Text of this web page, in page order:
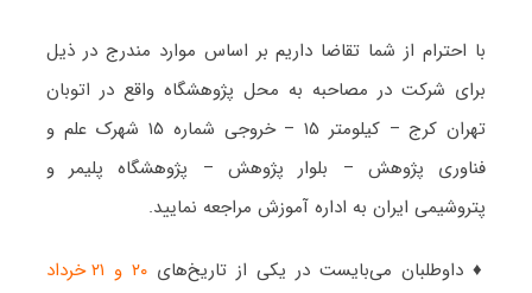
با احترام از شما تقاضا داریم بر اساس موارد مندرج در ذیل
برای شرکت در مصاحبه به محل پژوهشگاه واقع در اتوبان
تهران کرج – کیلومتر ۱۵ – خروجی شماره ۱۵ شهرک علم و
فناوری پژوهش – بلوار پژوهش – پژوهشگاه پلیمر و
پتروشیمی ایران به اداره آموزش مراجعه نمایید.
♦ داوطلبان می‌بایست در یکی از تاریخ‌های
۲۰ و ۲۱ خرداد